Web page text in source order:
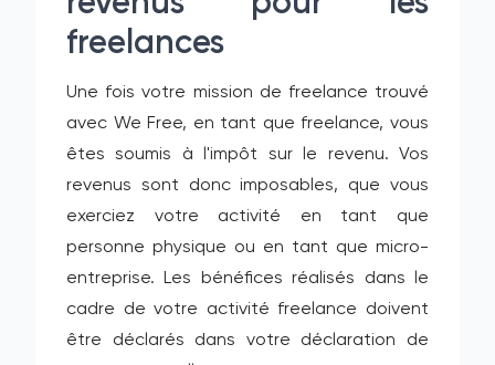
freelances
Une fois votre mission de freelance trouvé
avec We Free, en tant que freelance, vous
êtes soumis à l'impôt sur le revenu. Vos
revenus sont donc imposables, que vous
exerciez votre activité en tant que
personne physique ou en tant que micro-
entreprise. Les bénéfices réalisés dans le
cadre de votre activité freelance doivent
être déclarés dans votre déclaration de